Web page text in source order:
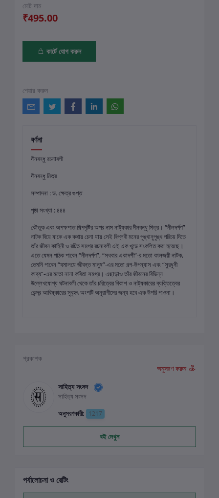
মোট দাম
₹495.00
কার্টে যোগ করুন
শেয়ার করুন
বর্ণনা
দীনবন্ধু রচনাবলী
দীনবন্ধু মিত্র
সম্পাদনা : ড. ক্ষেত্র গুপ্ত
পৃষ্ঠা সংখ্যা : ৪৪৪
কৌতুক এবং অপক্ষপাত শিল্পদৃষ্টির অপর নাম নাট্যকার দীনবন্ধু মিত্র। “নীলদর্পণ”
নাটক দিয়ে যাকে এক কথায় চেনা যায় সেই বিপ্লবী মনের পুঙ্খানুপুঙ্খ পরিচয় দিতে
তাঁর জীবন কাহিনী ও রচিত সমগ্র রচনাবলী এই এক খন্ডে সংকলিত করা হয়েছে।
এতে যেমন পাঠক পাবেন “নীলদর্পণ”, “সধবার একাদশী”-র মতো কালজয়ী নাটক,
তেমনি পাবেন “যমালয়ে জীবন্ত মানুষ”-এর মতো গল্প-উপন্যাস এবং “সুরধুনী
কাব্য”-এর মতো নানা কবিতা সমগ্র। এছাড়াও তাঁর জীবনের বিভিন্ন
উল্লেখযোগ্য ঘটনাবলী থেকে তাঁর চরিত্রের বিকাশ ও নাট্যকারের ব্যক্তিত্বের
কেন্দ্র আবিষ্কারের সুবৃহৎ অংশটি অনুরাগীদের জন্য হবে এক উপরি পাওনা।
প্রকাশক
অনুসরণ করুন
সাহিত্য সংসদ
সাহিত্য সংসদ
অনুসরণকারী: 1217
বই দেখুন
পর্যালোচনা ও রেটিং